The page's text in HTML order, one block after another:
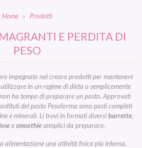
Home Prodotti
E PERDITA DI
PESO
impegnato nel creare prodotti per mantenere
in un regime di dieta o semplicemente
ha tempo di preparare un pasto. Approvati
del pasto Pesoforma sono pasti completi
e minerali. Li trovi in formati diversibarrette,
esmoothiesemplici da preparare.
alimentazione una attività fisica più intensa,